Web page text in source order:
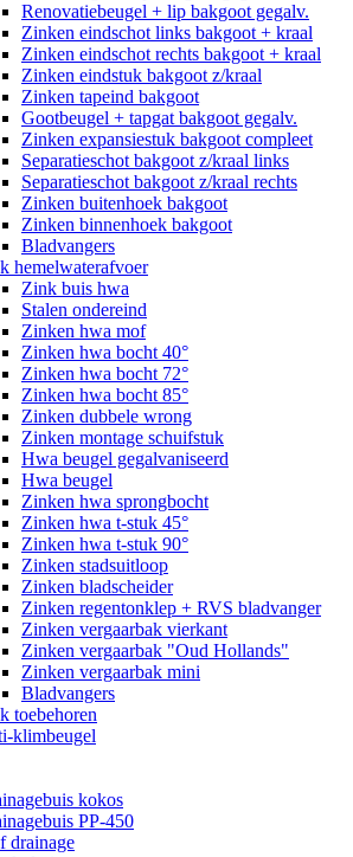
Renovatiebeugel + lip bakgoot gegalv.
Zinken eindschot links bakgoot + kraal
Zinken eindschot rechts bakgoot + kraal
Zinken eindstuk bakgoot z/kraal
Zinken tapeind bakgoot
Gootbeugel + tapgat bakgoot gegalv.
Zinken expansiestuk bakgoot compleet
Separatieschot bakgoot z/kraal links
Separatieschot bakgoot z/kraal rechts
Zinken buitenhoek bakgoot
Zinken binnenhoek bakgoot
Bladvangers
hemelwaterafvoer
Zink buis hwa
Stalen ondereind
Zinken hwa mof
Zinken hwa bocht 40°
Zinken hwa bocht 72°
Zinken hwa bocht 85°
Zinken dubbele wrong
Zinken montage schuifstuk
Hwa beugel gegalvaniseerd
Hwa beugel
Zinken hwa sprongbocht
Zinken hwa t-stuk 45°
Zinken hwa t-stuk 90°
Zinken stadsuitloop
Zinken bladscheider
Zinken regentonklep + RVS bladvanger
Zinken vergaarbak vierkant
Zinken vergaarbak "Oud Hollands"
Zinken vergaarbak mini
Bladvangers
toebehoren
klimbeugel
kokos
PP-450
drainage